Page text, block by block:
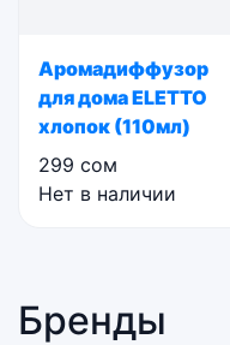
Аромадиффузор
для дома ELETTO
хлопок (110мл)
299 сом
Нет в наличии
Бренды